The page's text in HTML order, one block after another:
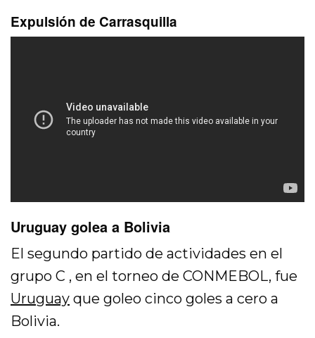
Expulsión de Carrasquilla
Uruguay golea a Bolivia
El segundo partido de actividades en el
grupo C , en el torneo de CONMEBOL, fue
Uruguay que goleo cinco goles a cero a
Bolivia.